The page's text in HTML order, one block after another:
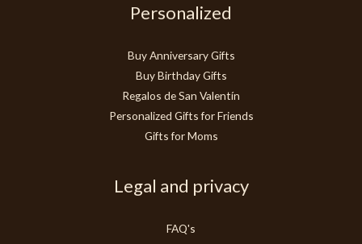
Personalized
Buy Anniversary Gifts
Buy Birthday Gifts
Regalos de San Valentín
Personalized Gifts for Friends
Gifts for Moms
Legal and privacy
FAQ's